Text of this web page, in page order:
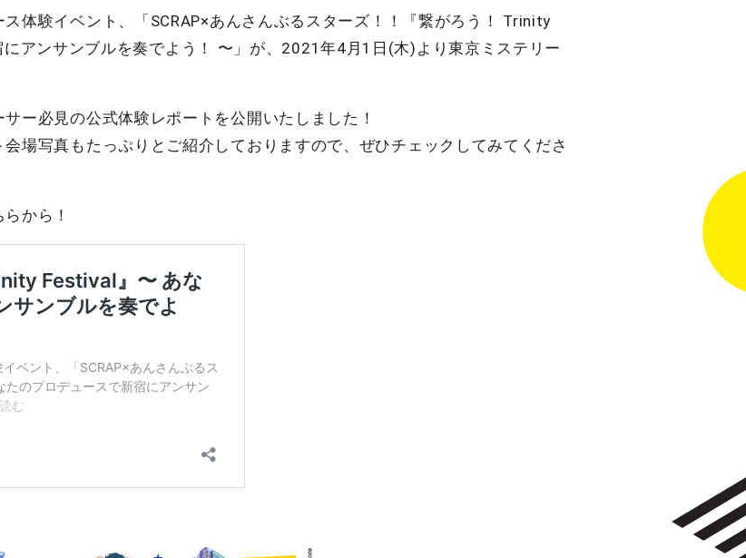
ス体験イベント、「SCRAP×あんさんぶるスターズ！！『繋がろう！ Trinity
アンサンブルを奏でよう！ 〜」が、2021年4月1日(木)より東京ミステリー
ー必見の公式体験レポートを公開いたしました！
場写真もたっぷりとご紹介しておりますので、ぜひチェックしてみてくださ
から！